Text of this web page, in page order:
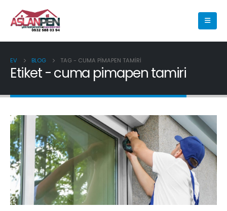
EV BLOG TAG - CUMA PIMAPEN TAMIRI
Etiket - cuma pimapen tamiri